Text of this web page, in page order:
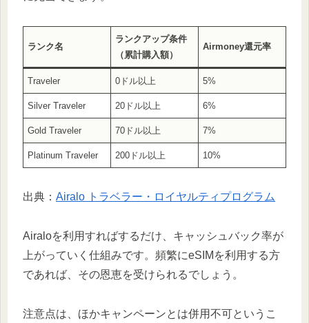
ランク名
ランクアップ条件
（累計購入額）
Airmoney還元率
Traveler 0ドル以上 5%
Silver Traveler 20ドル以上 6%
Gold Traveler 70ドル以上 7%
Platinum Traveler 200ドル以上 10%
出典： Airalo トラベラー・ロイヤルティプログラム
Airaloを利用すればするだけ、キャッシュバック率が
上がっていく仕組みです。頻繁にeSIMを利用する方
であれば、その恩恵を受けられるでしょう。
注意点は、ほかキャンペーンとは併用不可というこ